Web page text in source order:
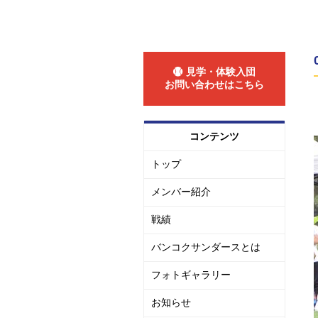
見学・体験入団
お問い合わせはこちら
コンテンツ
トップ
メンバー紹介
戦績
バンコクサンダースとは
フォトギャラリー
お知らせ